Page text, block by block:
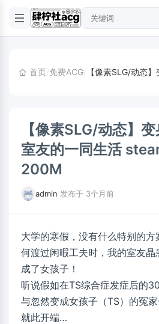
首页/免费ACG/
【像素SLG/动态】
室友的一同生活
200M
admin 发布于 3个月前
大学的寒假，没有什么特别的方
何渡过闲暇工夫时，我的室友
成了女孩子！
听说假如在TS综合症发症后的
与忽然变成女孩子（TS）的冤
就此开端…